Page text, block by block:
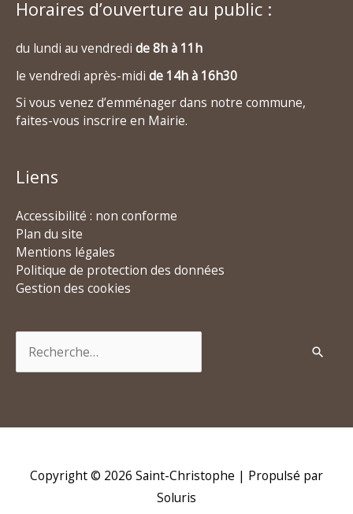
Horaires d’ouverture au public :
du lundi au vendredi de 8h à 11h
le vendredi après-midi de 14h à 16h30
Si vous venez d’emménager dans notre commune,
faites-vous inscrire en Mairie.
Liens
Accessibilité : non conforme
Plan du site
Mentions légales
Politique de protection des données
Gestion des cookies
Copyright © 2026 Saint-Christophe | Propulsé par
Soluris